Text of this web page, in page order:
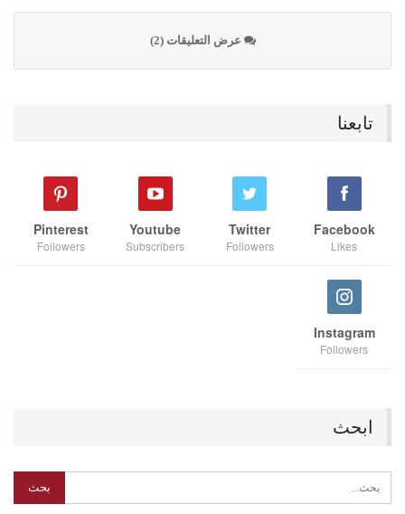
عرض التعليقات (2)
تابعنا
Facebook
Likes
Twitter
Followers
Youtube
Subscribers
Pinterest
Followers
Instagram
Followers
ابحث